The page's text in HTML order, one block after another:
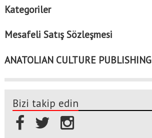
Kategoriler
Mesafeli Satış Sözleşmesi
ANATOLIAN CULTURE PUBLISHING
Bizi takip edin